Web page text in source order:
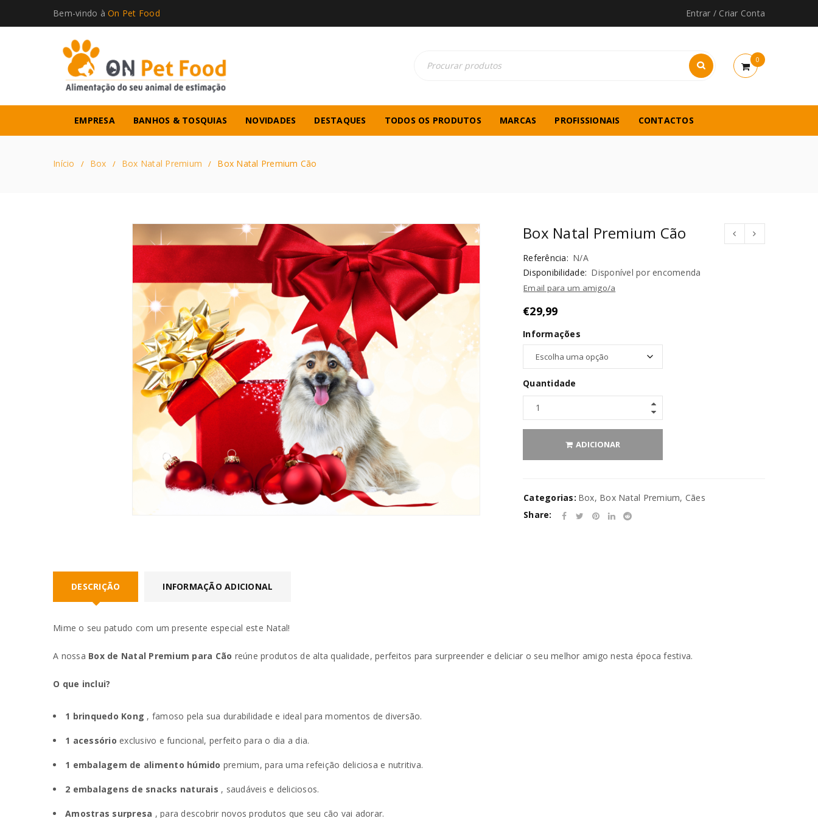
Senha*
Manter sessão
INICIAR SESSÃO
Bem-vindo à On Pet Food Entrar / Criar Conta
0
EMPRESA BANHOS & TOSQUIAS NOVIDADES DESTAQUES TODOS OS PRODUTOS MARCAS PROFISSIONAIS CONTACTOS
Início / Box / Box Natal Premium / Box Natal Premium Cão
Box Natal Premium Cão
Referência: N/A
Disponibilidade: Disponível por encomenda
Email para um amigo/a
€29,99
Informações
Quantidade
ADICIONAR
Categorias: Box, Box Natal Premium, Cães
Share:
DESCRIÇÃO INFORMAÇÃO ADICIONAL
Mime o seu patudo com um presente especial este Natal!
A nossa Box de Natal Premium para Cão reúne produtos de alta qualidade, perfeitos para surpreender e deliciar o seu melhor amigo nesta época festiva.
O que inclui?
1 brinquedo Kong , famoso pela sua durabilidade e ideal para momentos de diversão.
1 acessório exclusivo e funcional, perfeito para o dia a dia.
1 embalagem de alimento húmido premium, para uma refeição deliciosa e nutritiva.
2 embalagens de snacks naturais , saudáveis ​​e deliciosos.
Amostras surpresa , para descobrir novos produtos que seu cão vai adorar.